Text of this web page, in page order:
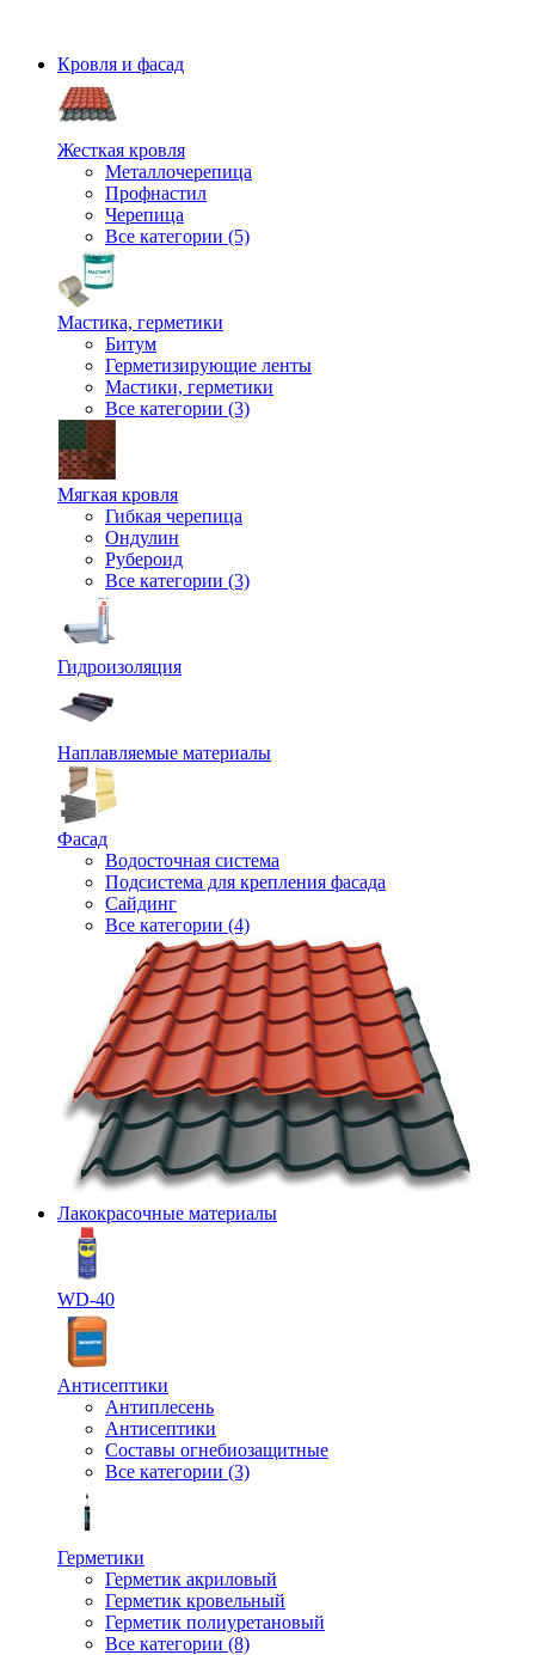
Кровля и фасад
Жесткая кровля
Металлочерепица
Профнастил
Черепица
Все категории (5)
Мастика, герметики
Битум
Герметизирующие ленты
Мастики, герметики
Все категории (3)
Мягкая кровля
Гибкая черепица
Ондулин
Рубероид
Все категории (3)
Гидроизоляция
Наплавляемые материалы
Фасад
Водосточная система
Подсистема для крепления фасада
Сайдинг
Все категории (4)
Лакокрасочные материалы
WD-40
Антисептики
Антиплесень
Антисептики
Составы огнебиозащитные
Все категории (3)
Герметики
Герметик акриловый
Герметик кровельный
Герметик полиуретановый
Все категории (8)